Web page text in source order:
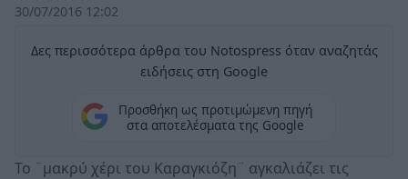
30/07/2016 12:02
Δες περισσότερα άρθρα του Notospress όταν αναζητάς
ειδήσεις στη Google
Προσθήκη ως προτιμώμενη πηγή
στα αποτελέσματα της Google
Το ¨μακρύ χέρι του Καραγκιόζη¨ αγκαλιάζει τις